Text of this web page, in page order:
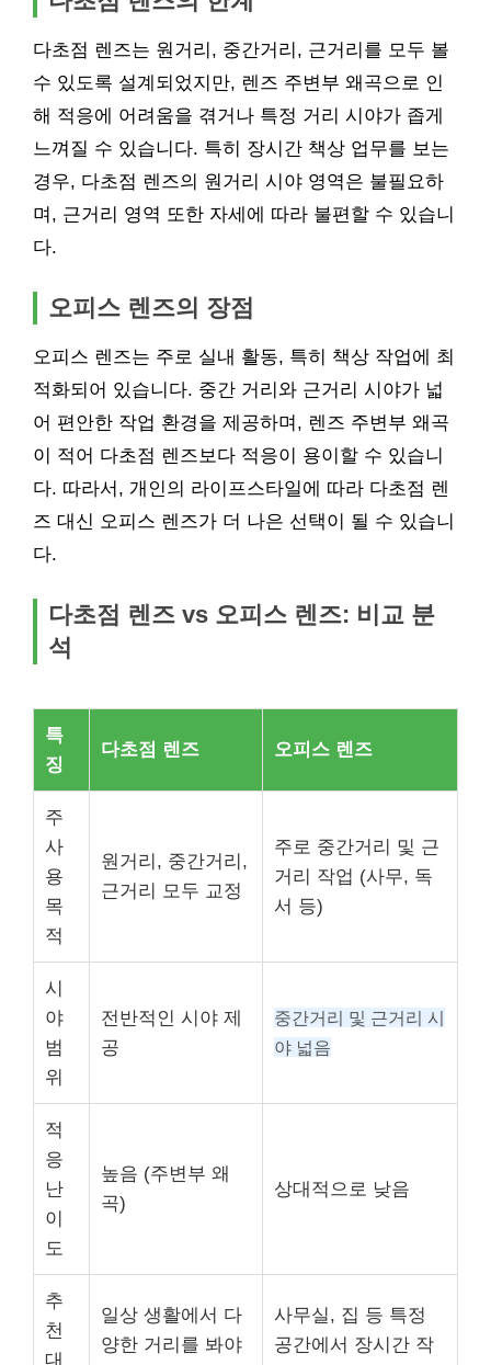
다초점 렌즈는 원거리, 중간거리, 근거리를 모두 볼
수 있도록 설계되었지만, 렌즈 주변부 왜곡으로 인
해 적응에 어려움을 겪거나 특정 거리 시야가 좁게
느껴질 수 있습니다. 특히 장시간 책상 업무를 보는
경우, 다초점 렌즈의 원거리 시야 영역은 불필요하
며, 근거리 영역 또한 자세에 따라 불편할 수 있습니
다.
오피스 렌즈의 장점
오피스 렌즈는 주로 실내 활동, 특히 책상 작업에 최
적화되어 있습니다. 중간 거리와 근거리 시야가 넓
어 편안한 작업 환경을 제공하며, 렌즈 주변부 왜곡
이 적어 다초점 렌즈보다 적응이 용이할 수 있습니
다. 따라서, 개인의 라이프스타일에 따라 다초점 렌
즈 대신 오피스 렌즈가 더 나은 선택이 될 수 있습니
다.
다초점 렌즈 vs 오피스 렌즈: 비교 분
석
특
징
다초점 렌즈 오피스 렌즈
주
사
용
목
적
원거리, 중간거리,
근거리 모두 교정
주로 중간거리 및 근
거리 작업 (사무, 독
서 등)
시
야
범
위
전반적인 시야 제
공
중간거리 및 근거리 시
야 넓음
적
응
난
이
도
높음 (주변부 왜
곡)
상대적으로 낮음
추
천
대
일상 생활에서 다
양한 거리를 봐야
사무실, 집 등 특정
공간에서 장시간 작